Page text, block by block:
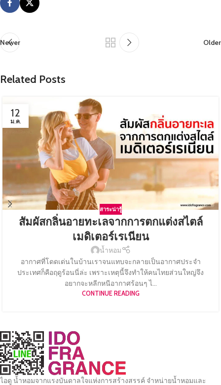
Newer Older
Related Posts
12
ม.ค.
สาระน่ารู้
สัมผัสกลิ่นอายทะเลจากการตกแต่งสไตล์
เมดิเตอร์เรเนียน
น้ำหอม
อากาศที่โดดเด่นในบ้านเราจนแทบจะกลายเป็นอากาศประจำ
ประเทศก็คือฤดูร้อนนี่ล่ะ เพราะเหตุนี้จึงทำให้คนไทยส่วนใหญ่จึง
อยากจะหลีกหนีอากาศร้อนๆ ไ...
CONTINUE READING
ไอดู น้ำหอมจากแรงบันดาลใจแห่งการสร้างสรรค์ จำหน่ายน้ำหอมและ